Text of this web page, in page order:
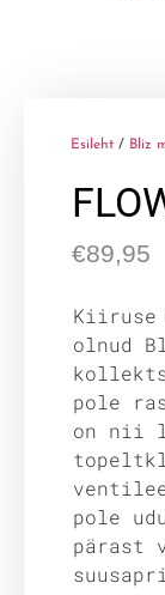
Esileht / Bliz
€89,95
Kiiruse
olnud
pole
on nii
pole
pärast